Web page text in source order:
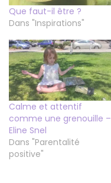
Que faut-il être ?
Dans "Inspirations"
Calme et attentif
comme une grenouille –
Eline Snel
Dans "Parentalité
positive"